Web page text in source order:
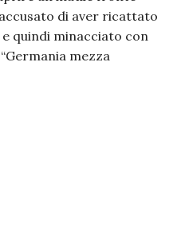
di aver ricattato
quindi minacciato con
mezza